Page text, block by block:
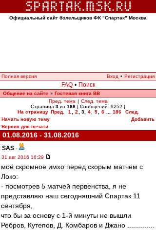
Официальный сайт болельщиков ФК "Спартак" Москва
Полная версия Вход • Регистрация
FAQ • Поиск
Общение на сайте » Гостевая книга ВВ
Пред. тема | След. тема
Страница 3 из 186 [ Сообщений: 9252 ]
На страницу Пред. 1 2 3, 4 5 6 186
След.
Начать новую тему
Добавить
Версия для печати
01.08.2016 - 31.08.2016
SAS -
31 авг 2016 16:29
моё скромное имхо перед скорым матчем с
Локо:
- посмотрев 5 матчей первенства, я не
представляю наш сегодняшний Спартак 11
сентября,
что бы за основу с 1-й минуты не вышли
Ребров, Кутепов, Д. Комбаров и Джано ..............